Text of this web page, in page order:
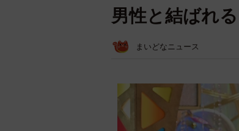
男性と結ばれ
まいどなニュース